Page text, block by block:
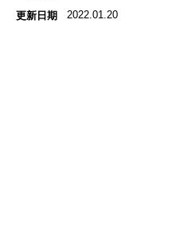
更新日期 2022.01.20